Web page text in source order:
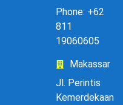
Phone: +62
811
19060605
Makassar
Jl. Perintis
Kemerdekaan